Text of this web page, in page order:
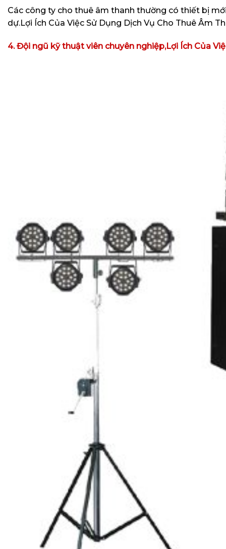
Các công ty cho thuê âm thanh thường có thiết bị
dự.Lợi Ích Của Việc Sử Dụng Dịch Vụ Cho Thuê Âm
4. Đội ngũ kỹ thuật viên chuyên nghiệp,Lợi Ích Của